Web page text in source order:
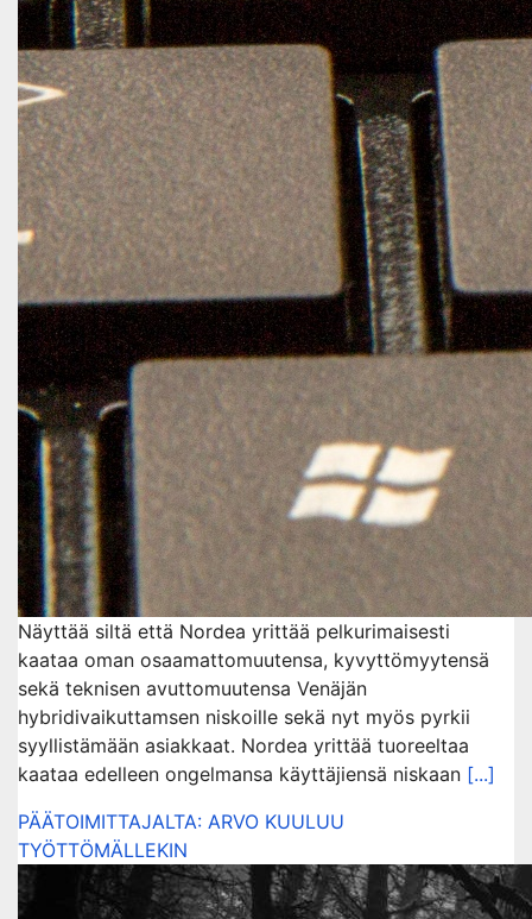
Näyttää siltä että Nordea yrittää pelkurimaisesti
kaataa oman osaamattomuutensa, kyvyttömyytensä
sekä teknisen avuttomuutensa Venäjän
hybridivaikuttamsen niskoille sekä nyt myös pyrkii
syyllistämään asiakkaat. Nordea yrittää tuoreeltaa
kaataa edelleen ongelmansa käyttäjiensä niskaan [...]
PÄÄTOIMITTAJALTA: ARVO KUULUU
TYÖTTÖMÄLLEKIN